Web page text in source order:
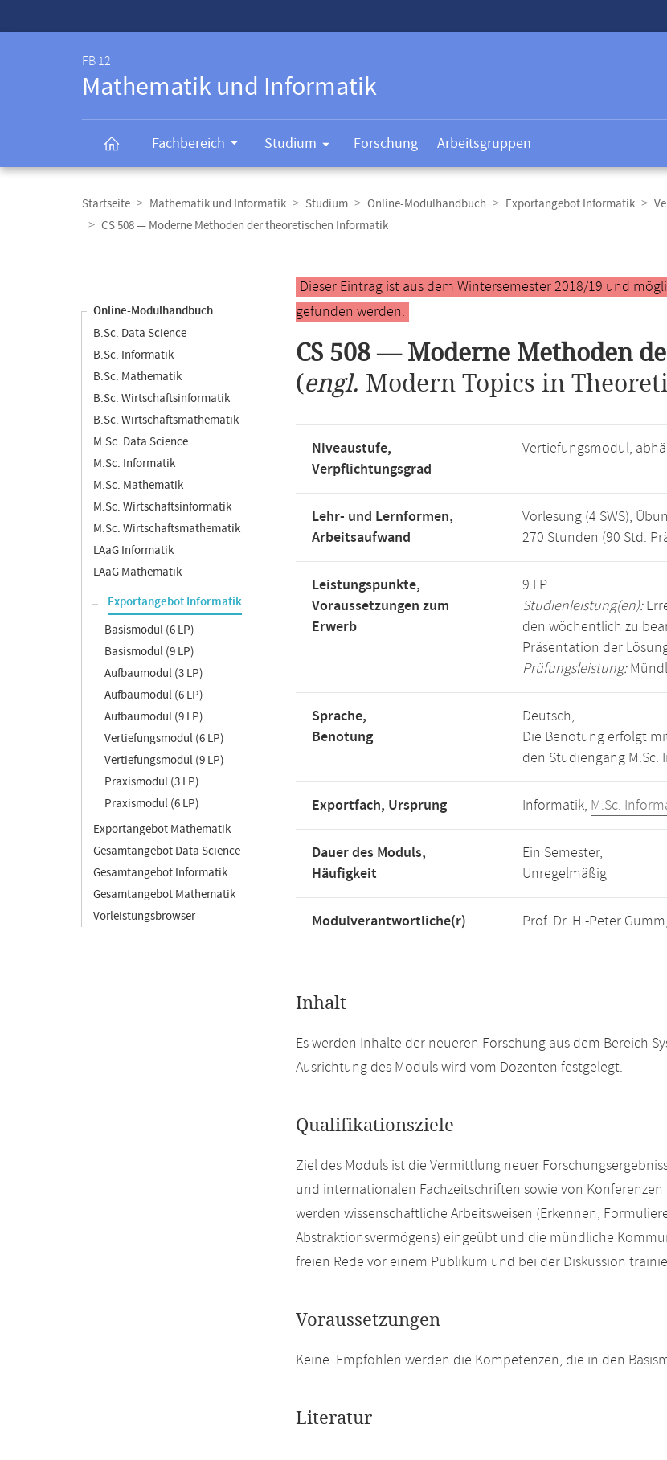
FB 12
Mathematik und Informatik
Fachbereich Studium Forschung Arbeitsgruppen
Navigation
Startseite Mathematik und Informatik Studium Online-Modulhandbuch Exportangebot Informatik
CS 508 — Moderne Methoden der theoretischen Informatik
Online-Modulhandbuch
B.Sc. Data Science
B.Sc. Informatik
B.Sc. Mathematik
B.Sc. Wirtschaftsinformatik
B.Sc. Wirtschaftsmathematik
M.Sc. Data Science
M.Sc. Informatik
M.Sc. Mathematik
M.Sc. Wirtschaftsinformatik
M.Sc. Wirtschaftsmathematik
LAaG Informatik
LAaG Mathematik
Exportangebot Informatik
Basismodul (6 LP)
Basismodul (9 LP)
Aufbaumodul (3 LP)
Aufbaumodul (6 LP)
Aufbaumodul (9 LP)
Vertiefungsmodul (6 LP)
Vertiefungsmodul (9 LP)
Praxismodul (3 LP)
Praxismodul (6 LP)
Exportangebot Mathematik
Gesamtangebot Data Science
Gesamtangebot Informatik
Gesamtangebot Mathematik
Vorleistungsbrowser
Hauptinhalt
Dieser Eintrag ist aus dem Wintersemester 2018/19 und
gefunden werden.
CS 508 — Moderne Methoden
(engl. Modern Topics in
Niveaustufe,
Verpflichtungsgrad
Vertiefungsmodul,
Lehr- und Lernformen,
Arbeitsaufwand
Vorlesung (4 SWS),
270 Stunden (90 Std.
Leistungspunkte,
Voraussetzungen zum
Erwerb
9 LP
Studienleistung(en):
den wöchentlich zu
Präsentation der
Prüfungsleistung:
Sprache,
Benotung
Deutsch,
Die Benotung erfolgt
den Studiengang M.Sc.
Exportfach, Ursprung Informatik, M.Sc.
Dauer des Moduls,
Häufigkeit
Ein Semester,
Unregelmäßig
Modulverantwortliche(r) Prof. Dr. H.-Peter
Inhalt
Es werden Inhalte der neueren Forschung aus dem Bereich
Ausrichtung des Moduls wird vom Dozenten festgelegt.
Qualifikationsziele
Ziel des Moduls ist die Vermittlung neuer
und internationalen Fachzeitschriften sowie von
werden wissenschaftliche Arbeitsweisen (Erkennen,
Abstraktionsvermögens) eingeübt und die mündliche
freien Rede vor einem Publikum und bei der Diskussion
Voraussetzungen
Keine. Empfohlen werden die Kompetenzen, die in den
Literatur